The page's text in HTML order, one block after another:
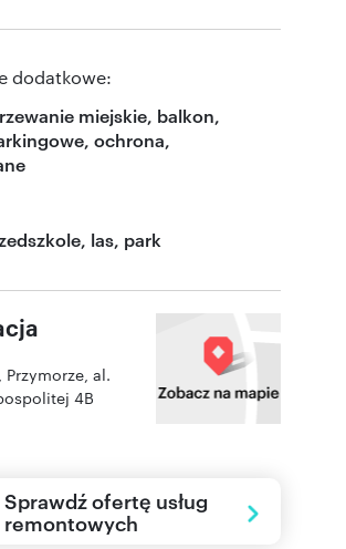
dodatkowe:
miejskie, balkon,
ochrona,
las, park
Przymorze al.
4B
Sprawdź ofertę usług
remontowych